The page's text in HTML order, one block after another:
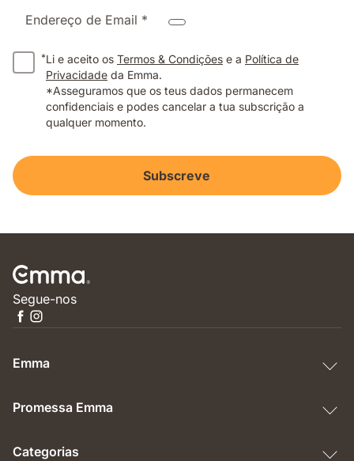
Endereço de Email *
*Li e aceito os Termos & Condições e a Política de
Privacidade da Emma.
*Asseguramos que os teus dados permanecem
confidenciais e podes cancelar a tua subscrição a
qualquer momento.
Subscreve
Segue-nos
Emma
Promessa Emma
Categorias